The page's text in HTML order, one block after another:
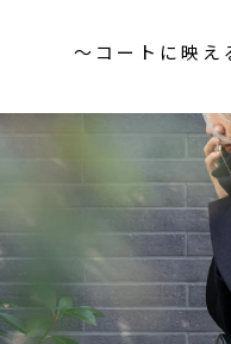
〜コートに映え